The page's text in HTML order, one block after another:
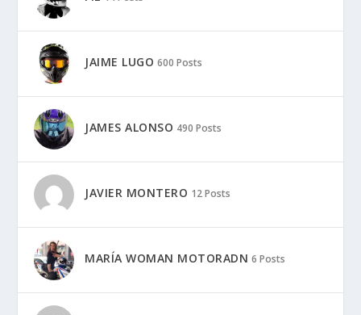
JAIME LUGO 600 Posts
JAMES ALONSO 490 Posts
JAVIER MONTERO 12 Posts
MARÍA WOMAN MOTORADN 6 Posts